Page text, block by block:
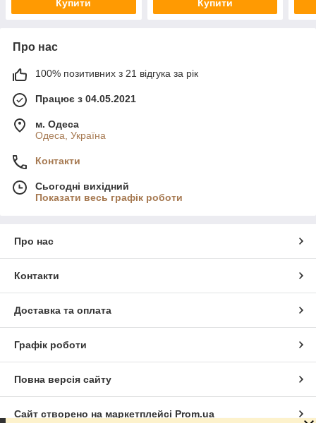
Купити Купити
Про нас
100% позитивних з 21 відгука за рік
Працює з 04.05.2021
м. Одеса
Одеса, Україна
Контакти
Сьогодні вихідний
Показати весь графік роботи
Про нас
Контакти
Доставка та оплата
Графік роботи
Повна версія сайту
Сайт створено на маркетплейсі Prom.ua